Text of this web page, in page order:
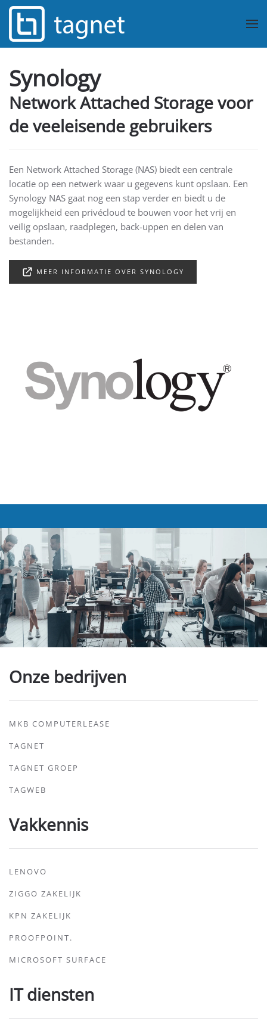
Overslaan en naar de inhoud gaan
Synology
Network Attached Storage voor
de veeleisende gebruikers
Een Network Attached Storage (NAS) biedt een centrale
locatie op een netwerk waar u gegevens kunt opslaan. Een
Synology NAS gaat nog een stap verder en biedt u de
mogelijkheid een privécloud te bouwen voor het vrij en
veilig opslaan, raadplegen, back-uppen en delen van
bestanden.
MEER INFORMATIE OVER SYNOLOGY
Onze bedrijven
MKB COMPUTERLEASE
TAGNET
TAGNET GROEP
TAGWEB
Vakkennis
LENOVO
ZIGGO ZAKELIJK
KPN ZAKELIJK
PROOFPOINT.
MICROSOFT SURFACE
IT diensten